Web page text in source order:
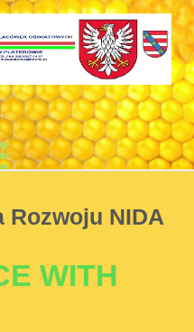
Rozwoju NIDA
WITH